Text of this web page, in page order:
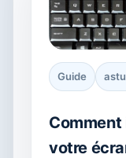
Guide
Comment
votre